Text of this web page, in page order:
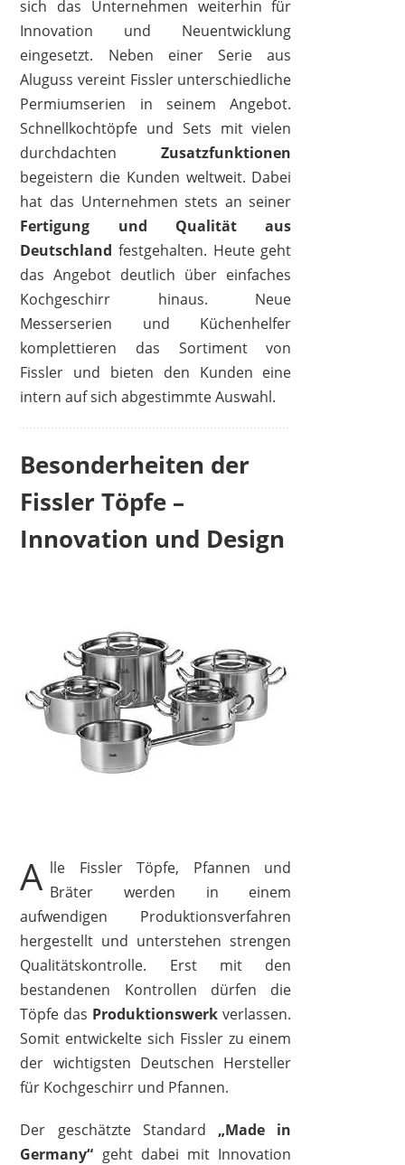
239,00 €165,10 €*
1 4 5 8
10
sich das Unternehmen weiterhin für
Innovation und Neuentwicklung
eingesetzt. Neben einer Serie aus
Aluguss vereint Fissler unterschiedliche
Permiumserien in seinem Angebot.
Schnellkochtöpfe und Sets mit vielen
durchdachtenZusatzfunktionen
begeistern die Kunden weltweit. Dabei
hat das Unternehmen stets an seiner
Fertigung
und Qualität
aus
Deutschland festgehalten. Heute geht
das Angebot deutlich über einfaches
Kochgeschirr hinaus. Neue
Messerserien und Küchenhelfer
komplettieren das Sortiment von
Fissler und bieten den Kunden eine
intern auf sich abgestimmte Auswahl.
Besonderheiten der
Fissler Töpfe –
Innovation und Design
A lle Fissler Töpfe, Pfannen und
Bräter werden in einem
aufwendigen Produktionsverfahren
hergestellt und unterstehen strengen
Qualitätskontrolle. Erst mit den
bestandenen Kontrollen dürfen die
Töpfe das Produktionswerk verlassen.
Somit entwickelte sich Fissler zu einem
der wichtigsten Deutschen Hersteller
für Kochgeschirr und Pfannen.
Der geschätzte Standard „Made in
Germany“ geht dabei mit Innovation